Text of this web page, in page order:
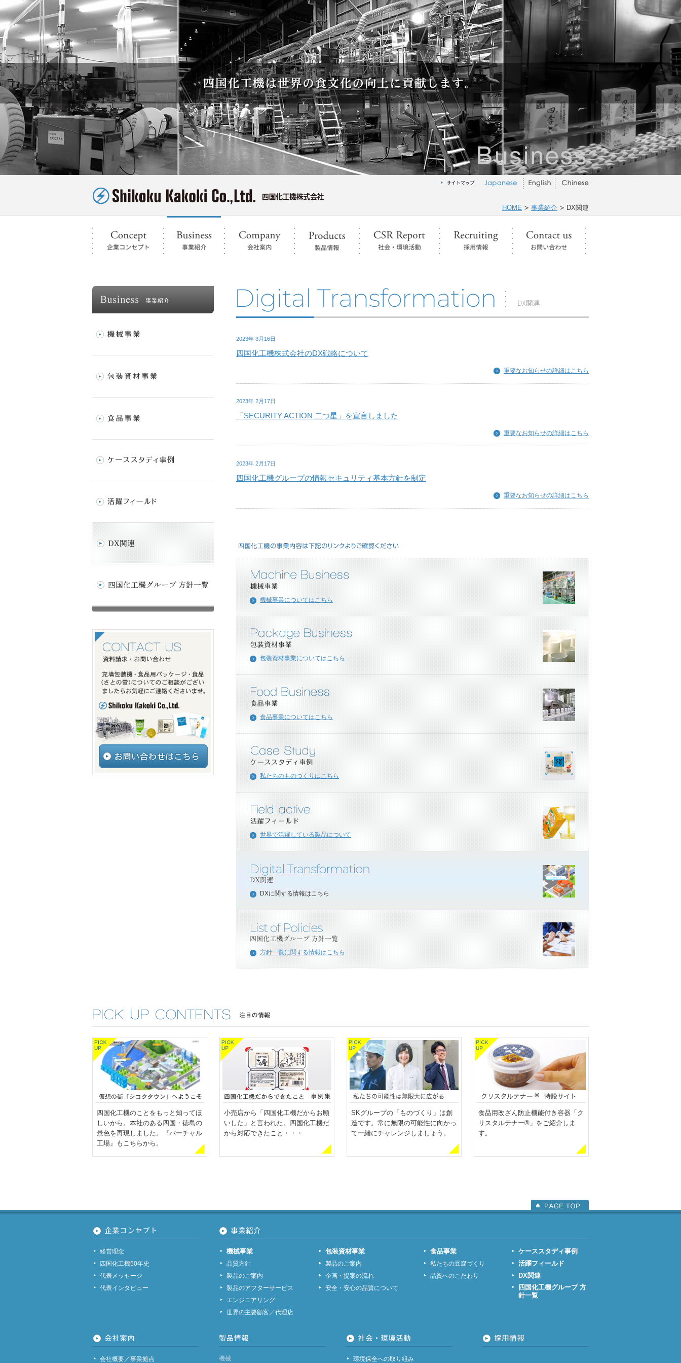
HOME 事業紹介 DX関連
2023年 3月16日
四国化工機株式会社のDX戦略について
重要なお知らせの詳細はこちら
2023年 2月17日
「SECURITY ACTION 二つ星」を宣言しました
重要なお知らせの詳細はこちら
2023年 2月17日
四国化工機グループの情報セキュリティ基本方針を制定
重要なお知らせの詳細はこちら
機械事業についてはこちら
包装資材事業についてはこちら
食品事業についてはこちら
私たちのものづくりはこちら
世界で活躍している製品について
DXに関する情報はこちら
方針一覧に関する情報はこちら
四国化工機のことをもっと知ってほ
しいから。本社のある四国・徳島の
景色を再現しました。『バーチャル
工場』もこちらから。
小売店から「四国化工機だからお願
いした」と言われた。四国化工機だ
から対応できたこと・・・
SKグループの「ものづくり」は創
造です。常に無限の可能性に向かっ
て一緒にチャレンジしましょう。
食品用改ざん防止機能付き容器「ク
リスタルテナー®」をご紹介しま
す。
経営理念
四国化工機50年史
代表メッセージ
代表インタビュー
機械事業
品質方針
製品のご案内
製品のアフターサービス
エンジニアリング
世界の主要顧客／代理店
包装資材事業
製品のご案内
企画・提案の流れ
安全・安心の品質について
食品事業
私たちの豆腐づくり
品質へのこだわり
ケーススタディ事例
活躍フィールド
DX関連
四国化工機グループ 方
針一覧
会社概要／事業拠点 機械 環境保全への取り組み